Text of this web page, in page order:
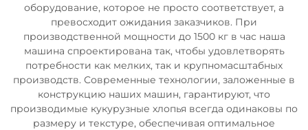
оборудование, которое не просто соответствует, а
превосходит ожидания заказчиков. При
производственной мощности до 1500 кг в час наша
машина спроектирована так, чтобы удовлетворять
потребности как мелких, так и крупномасштабных
производств. Современные технологии, заложенные в
конструкцию наших машин, гарантируют, что
производимые кукурузные хлопья всегда одинаковы по
размеру и текстуре, обеспечивая оптимальное